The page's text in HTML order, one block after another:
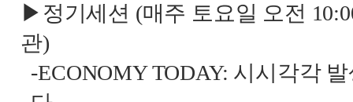
▶정기세션 (매주 토요일 오전
관)
-ECONOMY TODAY: 시시각각